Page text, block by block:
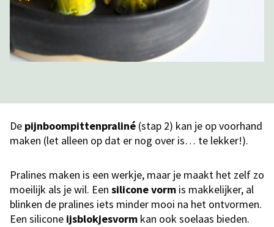
De pijnboompittenpraliné (stap 2) kan je op voorhand
maken (let alleen op dat er nog over is… te lekker!).
Pralines maken is een werkje, maar je maakt het zelf zo
moeilijk als je wil. Een silicone vorm is makkelijker, al
blinken de pralines iets minder mooi na het ontvormen.
Een silicone ijsblokjesvorm kan ook soelaas bieden.